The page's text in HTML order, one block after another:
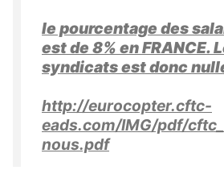
le pourcentage des
est de 8% en FRANCE.
syndicats est donc
http://eurocopter.cftc-
eads.com/IMG/pdf/
nous.pdf